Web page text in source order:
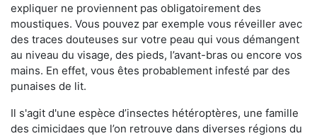
expliquer ne proviennent pas obligatoirement des
moustiques. Vous pouvez par exemple vous réveiller avec
des traces douteuses sur votre peau qui vous démangent
au niveau du visage, des pieds, l’avant-bras ou encore vos
mains. En effet, vous êtes probablement infesté par des
punaises de lit.
Il s'agit d'une espèce d’insectes hétéroptères, une famille
des cimicidaes que l’on retrouve dans diverses régions du